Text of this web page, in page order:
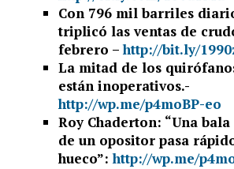
Con 796 mil barriles
triplicó las ventas de
febrero –http://bit.ly/
La mitad de los
están inoperativos.-
http://wp.me/p4moBP-eo
Roy Chaderton: “Una
de un opositor pasa
hueco”:http://wp.me/